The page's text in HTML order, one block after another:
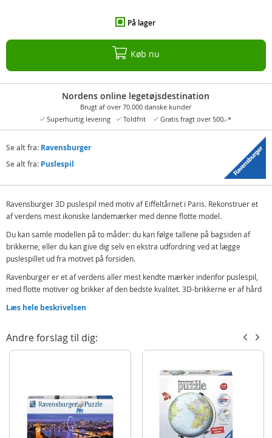
På lager
Køb nu
Nordens online legetøjsdestination
Brugt af over 70.000 danske kunder
Superhurtig levering
Toldfrit Gratis fragt over 500,-*
Se alt fra: Ravensburger
Se alt fra: Puslespil
Ravensburger 3D puslespil med motiv af Eiffeltårnet i Paris. Rekonstruer et
af verdens mest ikoniske landemærker med denne flotte model.
Du kan samle modellen på to måder: du kan følge tallene på bagsiden af
brikkerne, eller du kan give dig selv en ekstra udfordring ved at lægge
puslespillet ud fra motivet på forsiden.
Ravenburger er et af verdens aller mest kendte mærker indenfor puslespil,
med flotte motiver og brikker af den bedste kvalitet. 3D-brikkerne er af hård
Ravensburger 3D puslespil - Eiffeltårnet
Detaljer:
Alder: fra 10 år
Produktdetaljer
Læs hele beskrivelsen
Andre forslag til dig: